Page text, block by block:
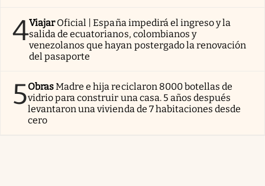
4Viajar Oficial | España impedirá el ingreso y la
salida de ecuatorianos, colombianos y
venezolanos que hayan postergado la renovación
del pasaporte
5ObrasMadre e hija reciclaron 8000 botellas de
vidrio para construir una casa. 5 años después
levantaron una vivienda de 7 habitaciones desde
cero